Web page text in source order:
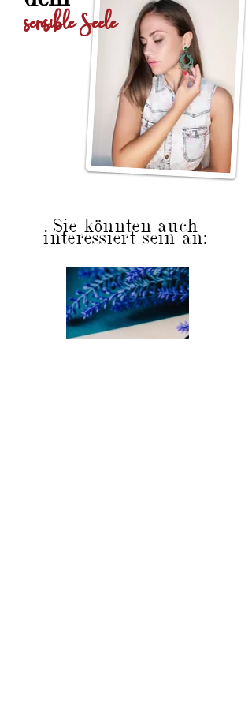
sensible Seele
Sie könnten auch
interessiert sein an: